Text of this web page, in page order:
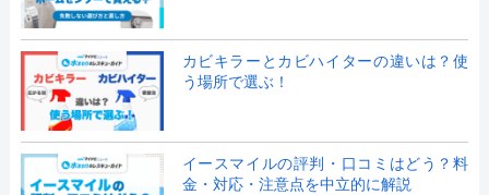
カビキラーとカビハイターの違いは？使
う場所で選ぶ！
イースマイルの評判・口コミはどう？料
金・対応・注意点を中立的に解説